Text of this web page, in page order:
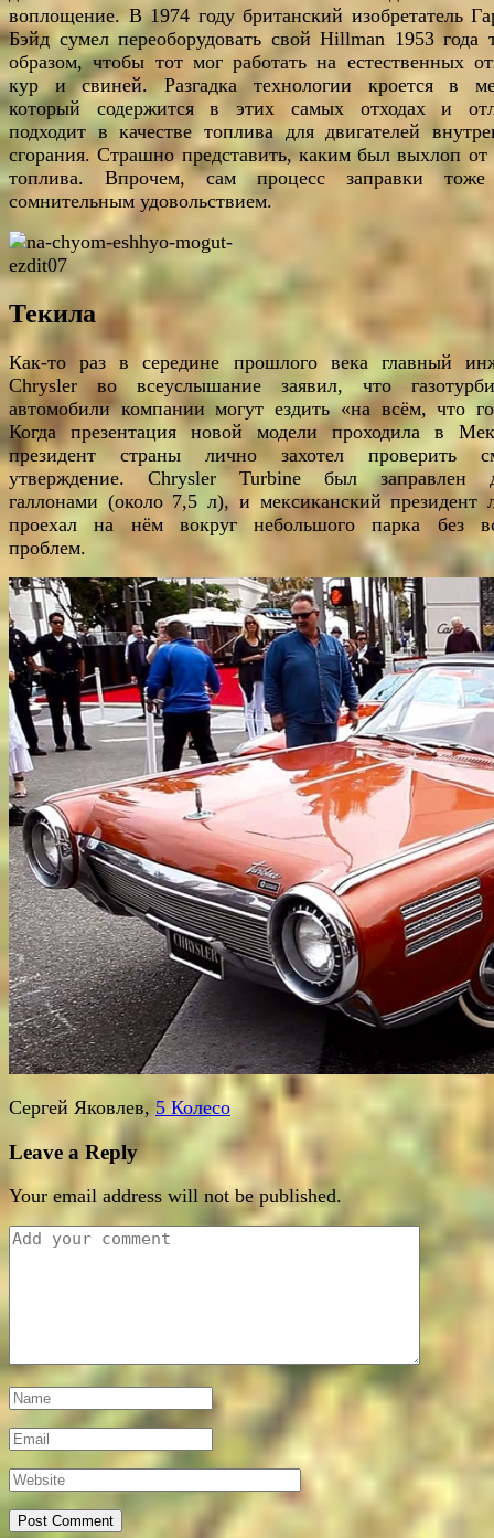
воплощение. В 1974 году британский изобретатель
Бэйд сумел переоборудовать свой Hillman 1953 года
образом, чтобы тот мог работать на естественных
кур и свиней. Разгадка технологии кроется в
который содержится в этих самых отходах и
подходит в качестве топлива для двигателей
сгорания. Страшно представить, каким был выхлоп от
топлива. Впрочем, сам процесс заправки
сомнительным удовольствием.
Текила
Как-то раз в середине прошлого века главный
Chrysler во всеуслышание заявил, что
автомобили компании могут ездить «на всём, что
Когда презентация новой модели проходила в
президент страны лично захотел проверить
утверждение. Chrysler Turbine был заправлен
галлонами (около 7,5 л), и мексиканский президент
проехал на нём вокруг небольшого парка без
проблем.
Сергей Яковлев, 5 Колесо
Leave a Reply
Your email address will not be published.